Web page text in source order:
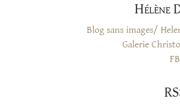
Hélène
Blog sans images/
Galerie
FB